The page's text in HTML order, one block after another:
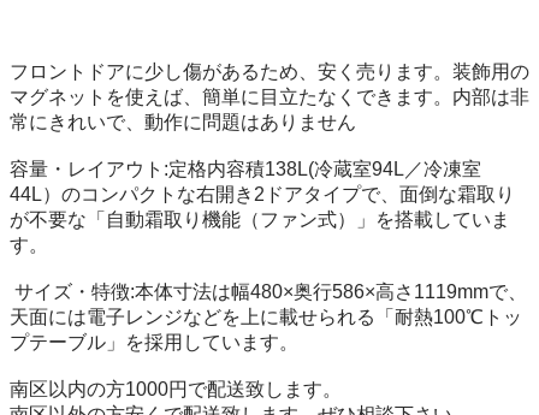
フロントドアに少し傷があるため、安く売ります。装飾用の
マグネットを使えば、簡単に目立たなくできます。内部は非
常にきれいで、動作に問題はありません
容量・レイアウト:定格内容積138L(冷蔵室94L／冷凍室
44L）のコンパクトな右開き2ドアタイプで、面倒な霜取り
が不要な「自動霜取り機能（ファン式）」を搭載していま
す。
天面には電子レンジなどを上に載せられる「耐熱100℃トッ
プテーブル」を採用しています。
南区以内の方1000円で配送致します。